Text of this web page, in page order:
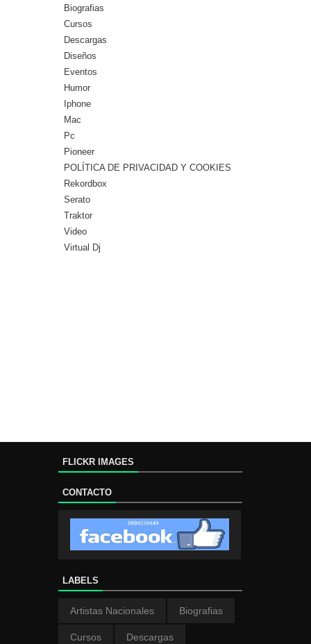
Biografias
Cursos
Descargas
Diseños
Eventos
Humor
Iphone
Mac
Pc
Pioneer
POLÍTICA DE PRIVACIDAD Y COOKIES
Rekordbox
Serato
Traktor
Video
Virtual Dj
FLICKR IMAGES
CONTACTO
LABELS
Artistas Nacionales Biografias
Cursos Descargas